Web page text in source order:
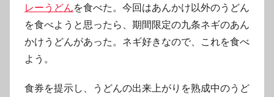
レーうどんを食べた。今回はあんかけ以外のうどん
を食べようと思ったら、期間限定の九条ネギのあん
かけうどんがあった。ネギ好きなので、これを食べ
よう。
食券を提示し、うどんの出来上がりを熟成中のうど